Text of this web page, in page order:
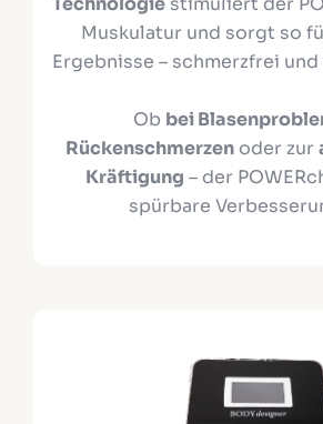
Muskulatur und sorgt so
Ergebnisse – schmerzfrei
Ob bei
Rückenschmerzen oder zur
Kräftigung – der
spürbare